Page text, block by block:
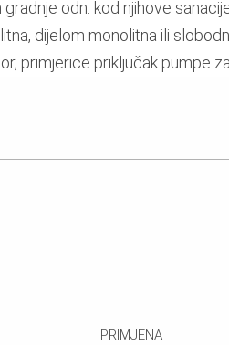
odn. kod njihove
dijelom monolitna ili
primjerice priključak pumpe
PRIMJENA